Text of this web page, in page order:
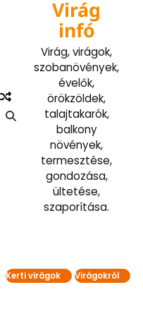
Virág
infó
Virág, virágok,
szobanövények,
évelők,
örökzöldek,
talajtakarók,
balkony
növények,
termesztése,
gondozása,
ültetése,
szaporítása.
Kerti virágok Virágokról